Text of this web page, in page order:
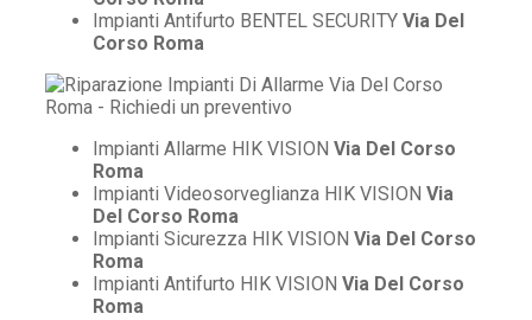
Impianti Antifurto BENTEL SECURITY Via Del
Corso Roma
Impianti Allarme HIK VISION Via Del Corso
Roma
Impianti Videosorveglianza HIK VISION Via
Del Corso Roma
Impianti Sicurezza HIK VISION Via Del Corso
Roma
Impianti Antifurto HIK VISION Via Del Corso
Roma